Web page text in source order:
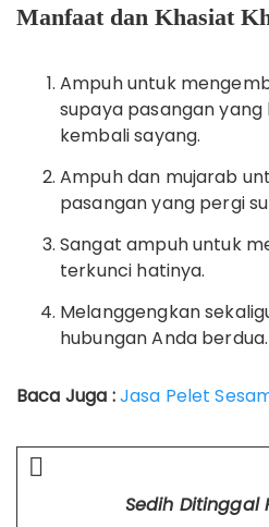
Manfaat dan Khasiat
Ampuh untuk
supaya pasangan
kembali sayang.
Ampuh dan mujarab
pasangan yang pergi
Sangat ampuh untuk
terkunci hatinya.
Melanggengkan
hubungan Anda berdua.
Baca Juga :Jasa Pelet
Sedih Ditinggal